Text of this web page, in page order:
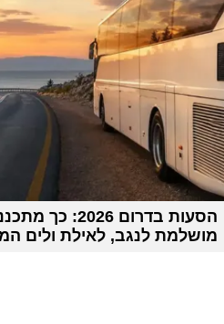
הסעות בדרום
מושלמת לנגב, לאילת ולים